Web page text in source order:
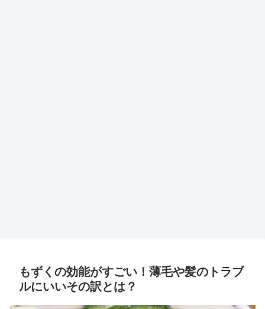
もずくの効能がすごい！薄毛や髪のトラブ
ルにいいその訳とは？